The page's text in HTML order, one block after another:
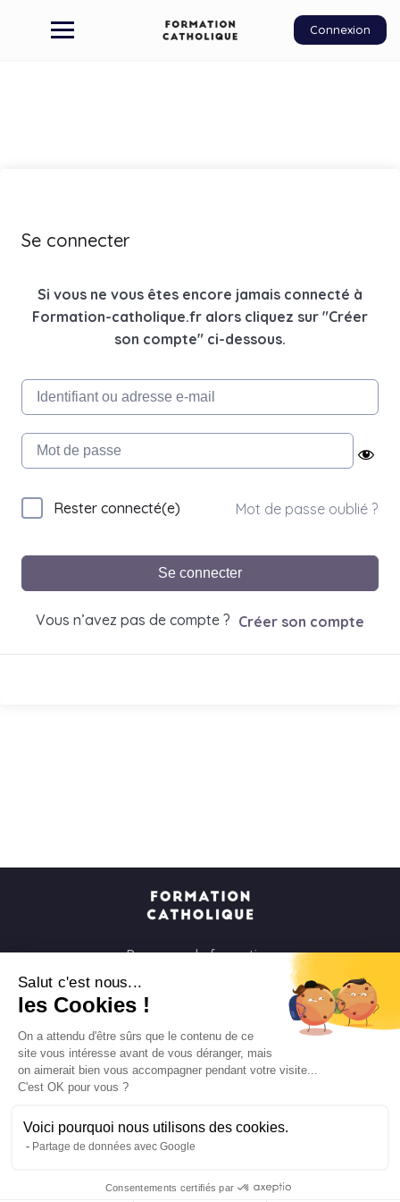
Salut c'est nous...
les Cookies !
On a attendu d'être sûrs que le contenu de ce
site vous intéresse avant de vous déranger, mais
on aimerait bien vous accompagner pendant votre visite...
C'est OK pour vous ?
Voici pourquoi nous utilisons des cookies.
Partage de données avec Google
Consentements certifiés par
Connexion
Se connecter
Si vous ne vous êtes encore jamais connecté à
Formation-catholique.fr alors cliquez sur "Créer
son compte" ci-dessous.
Rester connecté(e) Mot de passe oublié ?
Se connecter
Vous n’avez pas de compte ? Créer son compte
Parcours de formation
Parcours spirituels
Les groupes et paroisses
Mentions légales